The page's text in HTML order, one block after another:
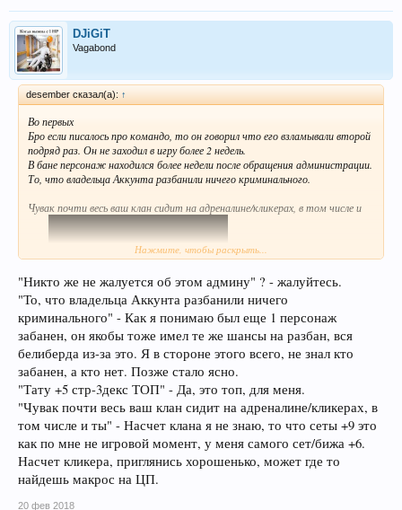
DJiGiT
Vagabond
desember сказал(а): ↑
Во первых
Бро если писалось про командо, то он говорил что его взламывали второй
подряд раз. Он не заходил в игру более 2 недель.
В бане персонаж находился более недели после обращения администрации.
То, что владельца Аккунта разбанили ничего криминального.
Чувак почти весь ваш клан сидит на адреналине/кликерах, в том числе и
ты.
Можешь конечно убрать видео с твоего ютуб канала, но там даже не
вооруженным взглядом видно как юзается ЦП без твоего участия.
Про использование мышки для скиллов слов нет:D Тату +5 стр-3декс
ТОП:D
Ваш Кл Criscross покупал шмот на стороне и договаривался не в игре
конечно. Никто же не жалуется об этом админу.
Нажмите, чтобы раскрыть...
"Никто же не жалуется об этом админу" ? - жалуйтесь.
"То, что владельца Аккунта разбанили ничего
криминального" - Как я понимаю был еще 1 персонаж
забанен, он якобы тоже имел те же шансы на разбан, вся
белиберда из-за это. Я в стороне этого всего, не знал кто
забанен, а кто нет. Позже стало ясно.
"Тату +5 стр-3декс ТОП" - Да, это топ, для меня.
"Чувак почти весь ваш клан сидит на адреналине/кликерах, в
том числе и ты" - Насчет клана я не знаю, то что сеты +9 это
как по мне не игровой момент, у меня самого сет/бижа +6.
Насчет кликера, приглянись хорошенько, может где то
найдешь макрос на ЦП.
20 фев 2018